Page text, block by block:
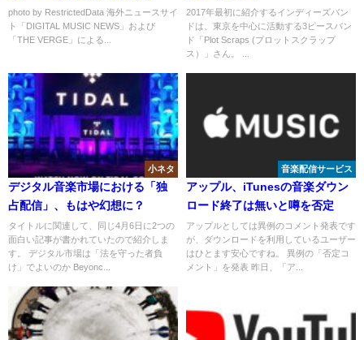
photo by RestrictedData 海外ニュースサイ
ト「DIGITAL MUSIC NEWS」および
「THE VERGE」による...
2017年最初に紹介するインディーズバン
ドは、東京を中心に活動する3ピースバン
ド「Plot Scraps (プロットスクラップ
ス）」さん。 ...
小ネタ
デジタル音楽市場における「独
占配信」、もはや幻想に？
タイトルに関連して、同じ4月6日に2つの
面白い記事が書かれていたので紹介しま
す。 デジタル市場は「法を守った者負
け」でよいのか Beyonc...
音楽配信サービス
アップル、iTunesの音楽ダウン
ロード終了は無いと噂を否定
アップルとしては異例のコメント発表です
が、ダウンロードを利用しているユーザー
はひとます安心ですね。 異例の「否定コ
メント」を発表 昨日、「ア...